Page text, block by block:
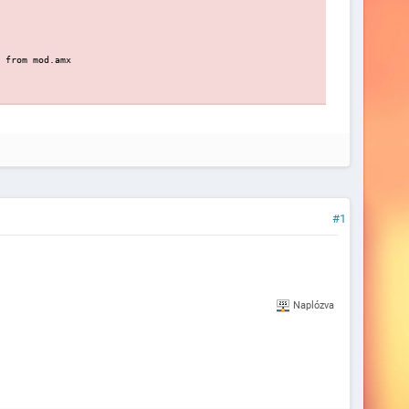
mod.amx
mod.amx
#1
Naplózva